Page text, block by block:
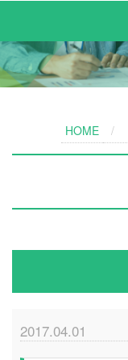
HOME
2017.04.01